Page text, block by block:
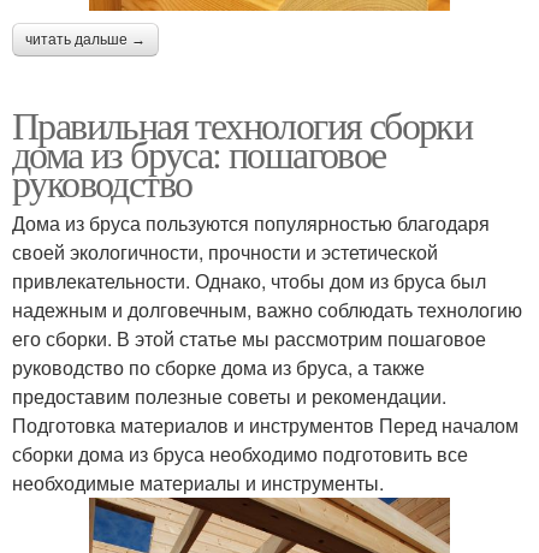
читать дальше →
Правильная технология сборки
дома из бруса: пошаговое
руководство
Дома из бруса пользуются популярностью благодаря
своей экологичности, прочности и эстетической
привлекательности. Однако, чтобы дом из бруса был
надежным и долговечным, важно соблюдать технологию
его сборки. В этой статье мы рассмотрим пошаговое
руководство по сборке дома из бруса, а также
предоставим полезные советы и рекомендации.
Подготовка материалов и инструментов Перед началом
сборки дома из бруса необходимо подготовить все
необходимые материалы и инструменты.